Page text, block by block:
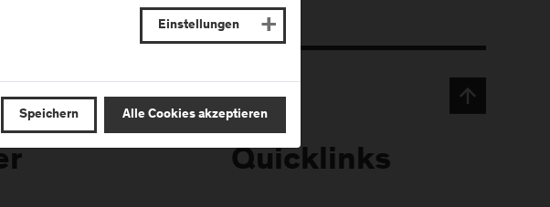
Quicklinks
Einstellungen
Speichern Alle Cookies akzeptieren